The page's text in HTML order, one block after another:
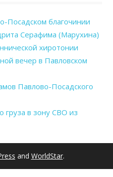
Посадском благочинии
Серафима (Марухина)
хиротонии
вечер в Павловском
Павлово-Посадского
груза в зону СВО из
and WorldStar.